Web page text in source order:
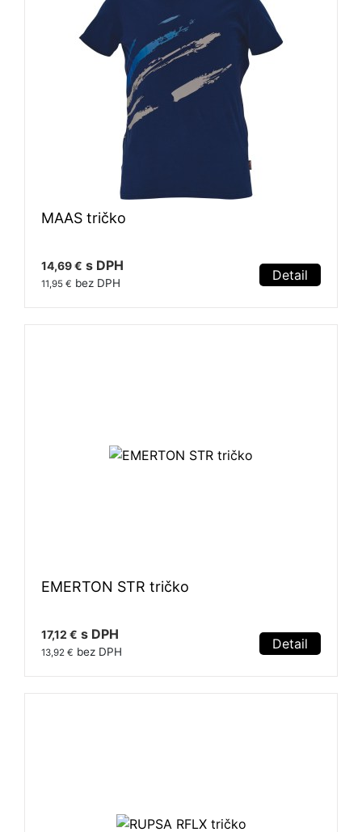
MAAS tričko
14,69 € s DPH
11,95 € bez DPH Detail
EMERTON STR tričko
17,12 € s DPH
13,92 € bez DPH Detail